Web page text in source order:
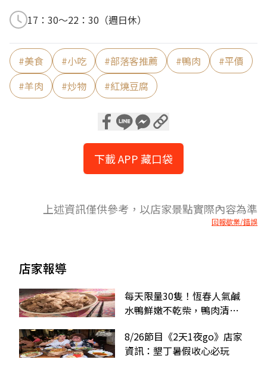
17：30～22：30（週日休）
#美食 #小吃 #部落客推薦 #鴨肉 #平價
#羊肉 #炒物 #紅燒豆腐
下載 APP 藏口袋
上述資訊僅供參考，以店家景點實際內容為準
回報歇業/錯誤
店家報導
每天限量30隻！恆春人氣鹹
水鴨鮮嫩不乾柴，鴨肉清湯
8/26節目《2天1夜go》店家
資訊：墾丁暑假收心必玩